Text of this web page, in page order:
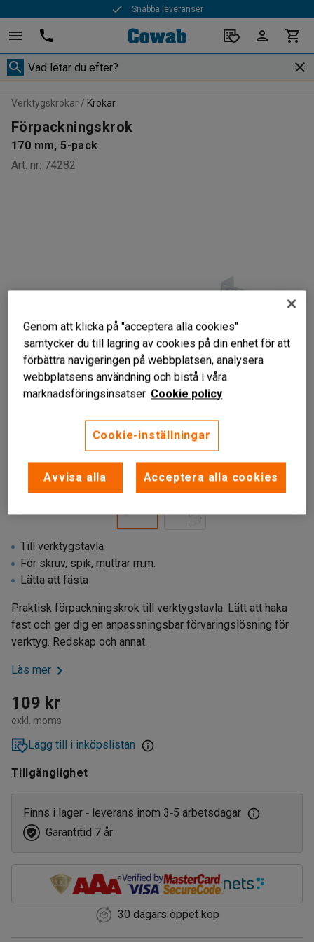
Snabba leveranser
Verktygskrokar Krokar
Förpackningskrok
170 mm, 5-pack
Art. nr: 74282
Till verktygstavla
För skruv, spik, muttrar m.m.
Lätta att fästa
Praktisk förpackningskrok till verktygstavla. Lätt att haka
fast och ger dig en anpassningsbar förvaringslösning för
verktyg. Redskap och annat.
Läs mer
109 kr
exkl. moms
Lägg till i inköpslistan
Tillgänglighet
Finns i lager ‑ leverans inom 3‑5 arbetsdagar
Garantitid 7 år
30 dagars öppet köp
Genom att klicka på "acceptera alla cookies"
samtycker du till lagring av cookies på din enhet för att
förbättra navigeringen på webbplatsen, analysera
webbplatsens användning och bistå i våra
marknadsföringsinsatser. Cookie policy
Cookie-inställningar
Avvisa alla Acceptera alla cookies